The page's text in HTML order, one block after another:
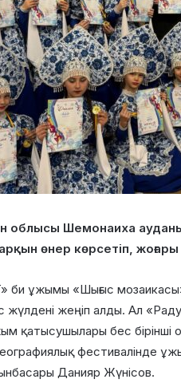
облысы Шемонаиха
өнер көрсетіп, жоғары
би ұжымы «Шығыс
жүлдені жеңіп алды. Ал
қатысушылары бес
фестивалінде
Данияр Жүнісов.